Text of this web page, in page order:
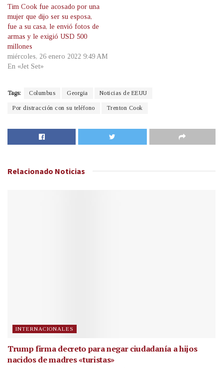
Tim Cook fue acosado por una
mujer que dijo ser su esposa,
fue a su casa, le envió fotos de
armas y le exigió USD 500
millones
miércoles, 26 enero 2022 9:49 AM
En «Jet Set»
Tags: Columbus Georgia Noticias de EEUU
Por distracción con su teléfono Trenton Cook
Relacionado Noticias
INTERNACIONALES
Trump firma decreto para negar ciudadanía a hijos
nacidos de madres «turistas»